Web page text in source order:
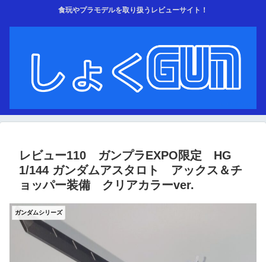
食玩やプラモデルを取り扱うレビューサイト！
レビュー110 ガンプラEXPO限定 HG
1/144 ガンダムアスタロト アックス＆チ
ョッパー装備 クリアカラーver.
ガンダムシリーズ